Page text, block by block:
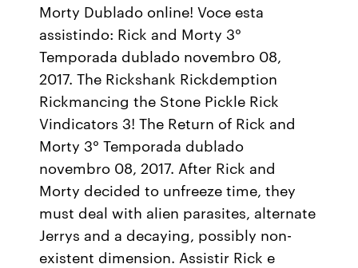
Morty Dublado online! Voce esta
assistindo: Rick and Morty 3°
Temporada dublado novembro 08,
2017. The Rickshank Rickdemption
Rickmancing the Stone Pickle Rick
Vindicators 3! The Return of Rick and
Morty 3° Temporada dublado
novembro 08, 2017. After Rick and
Morty decided to unfreeze time, they
must deal with alien parasites, alternate
Jerrys and a decaying, possibly non-
existent dimension. Assistir Rick e